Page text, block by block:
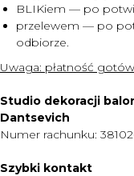
BLIKiem — po
przelewem — po
odbiorze.
Uwaga: płatność
Studio dekoracji
Dantsevich
Numer rachunku:
Szybki kontakt
KONTAKT
O NAS
CENNIK